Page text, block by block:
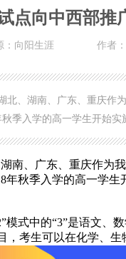
点向中西部推
：向阳生涯 作者
北、湖南、广东、重庆作
季入学的高一学生开始实
南、广东、重庆作为
年秋季入学的高一学
模式中的“3”是语文、
，考生可以在化学、